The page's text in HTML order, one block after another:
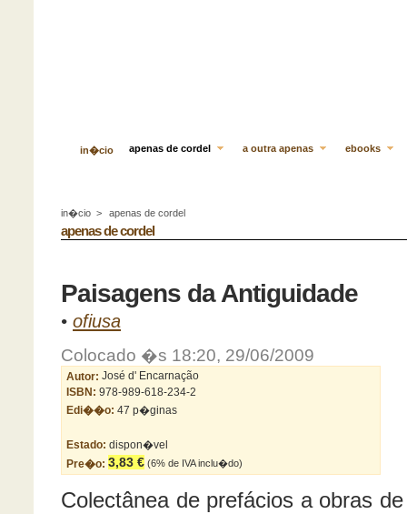
in�cio apenas de cordel a outra apenas ebooks
in�cio > apenas de cordel
apenas de cordel
Paisagens da Antiguidade
• ofiusa
Colocado �s 18:20, 29/06/2009
Autor: José d' Encarnação
ISBN: 978-989-618-234-2
Edi��o: 47 p�ginas
Estado: dispon�vel
Pre�o: 3,83 € (6% de IVA inclu�do)
Colectânea de prefácios a obras